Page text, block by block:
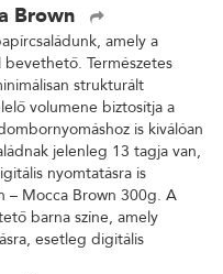
Brown
amely a
Természetes
strukturált
volumene biztosítja a
is kiválóan
jelenleg 13 tagja van,
nyomtatásra is
– Mocca Brown 300g. A
barna színe, amely
esetleg digitális